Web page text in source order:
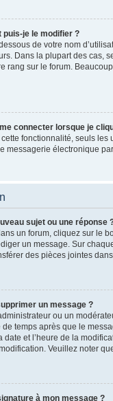
puis-je le modifier ?
de votre nom
Dans la plupart des cas,
rang sur le forum.
connecter lorsque je
fonctionnalité, seuls
messagerie électronique
sujet ou une réponse
un forum, cliquez sur le
un message. Sur
des pièces jointes
un message ?
ou un
temps après que le
date et l’heure de la
Veuillez noter
à mon message ?